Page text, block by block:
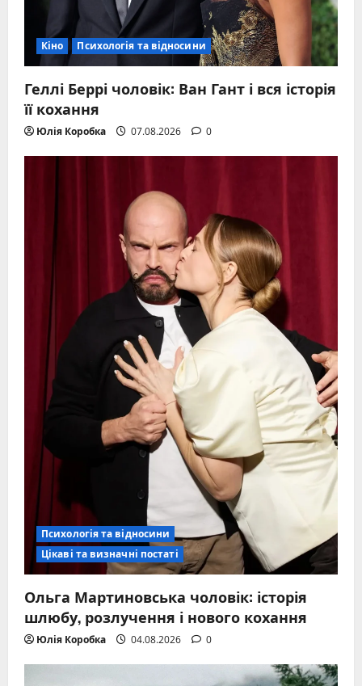
Кіно Психологія та відносини
Геллі Беррі чоловік: Ван Гант і вся історія
її кохання
Юлія Коробка 07.08.2026 0
Психологія та відносини
Цікаві та визначні постаті
Ольга Мартиновська чоловік: історія
шлюбу, розлучення і нового кохання
Юлія Коробка 04.08.2026 0